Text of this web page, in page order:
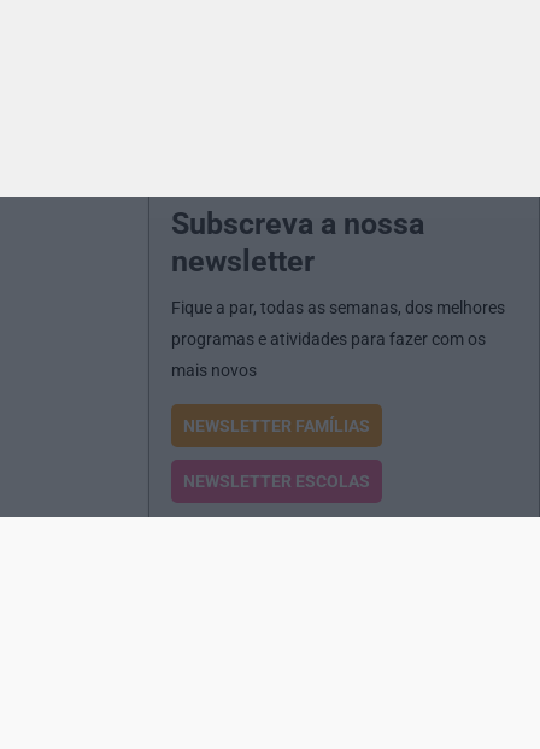
Subscreva a nossa
newsletter
Fique a par, todas as semanas, dos melhores
programas e atividades para fazer com os
mais novos
NEWSLETTER FAMÍLIAS
NEWSLETTER ESCOLAS